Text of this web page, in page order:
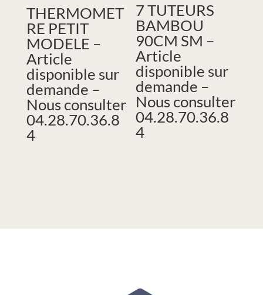
THERMOMET
RE PETIT
MODELE –
Article
disponible sur
demande –
Nous consulter
04.28.70.36.8
4
7 TUTEURS
BAMBOU
90CM SM –
Article
disponible sur
demande –
Nous consulter
04.28.70.36.8
4